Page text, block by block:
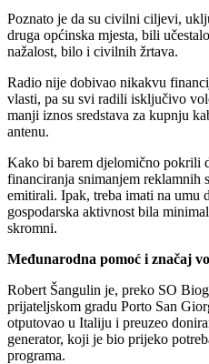
Poznato je da su civilni ciljevi,
druga općinska mjesta, bili
nažalost, bilo i civilnih žrtava.
Radio nije dobivao nikakvu
vlasti, pa su svi radili isključivo
manji iznos sredstava za kupnju
antenu.
Kako bi barem djelomično pokrili
financiranja snimanjem reklamnih
emitirali. Ipak, treba imati na umu
gospodarska aktivnost bila
skromni.
Međunarodna pomoć i značaj
Robert Šangulin je, preko SO
prijateljskom gradu Porto San
otputovao u Italiju i preuzeo
generator, koji je bio prijeko
programa.